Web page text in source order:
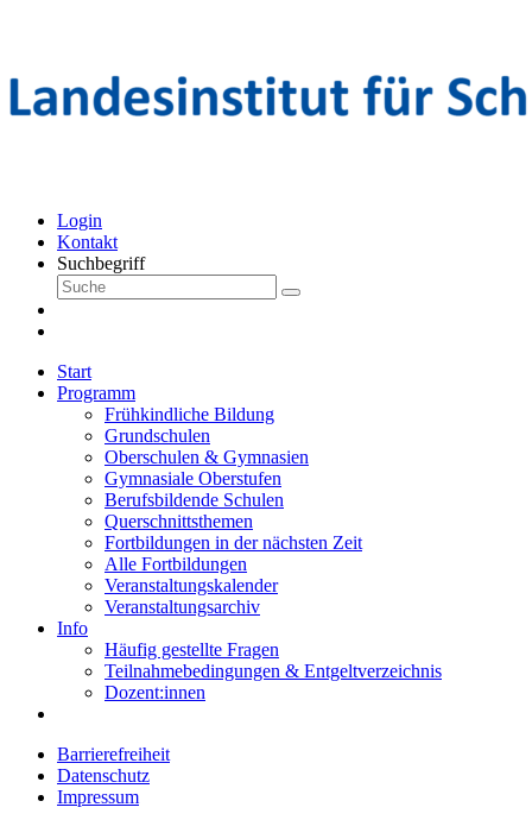
Login
Kontakt
Suchbegriff
Start
Programm
Frühkindliche Bildung
Grundschulen
Oberschulen & Gymnasien
Gymnasiale Oberstufen
Berufsbildende Schulen
Querschnittsthemen
Fortbildungen in der nächsten Zeit
Alle Fortbildungen
Veranstaltungskalender
Veranstaltungsarchiv
Info
Häufig gestellte Fragen
Teilnahmebedingungen & Entgeltverzeichnis
Dozent:innen
Barrierefreiheit
Datenschutz
Impressum